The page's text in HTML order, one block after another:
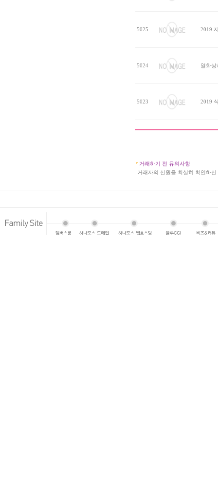
5025 2019
5024 열화상
5023 2019
거래하기 전 유의사항
거래자의 신원을 확실히 확인하